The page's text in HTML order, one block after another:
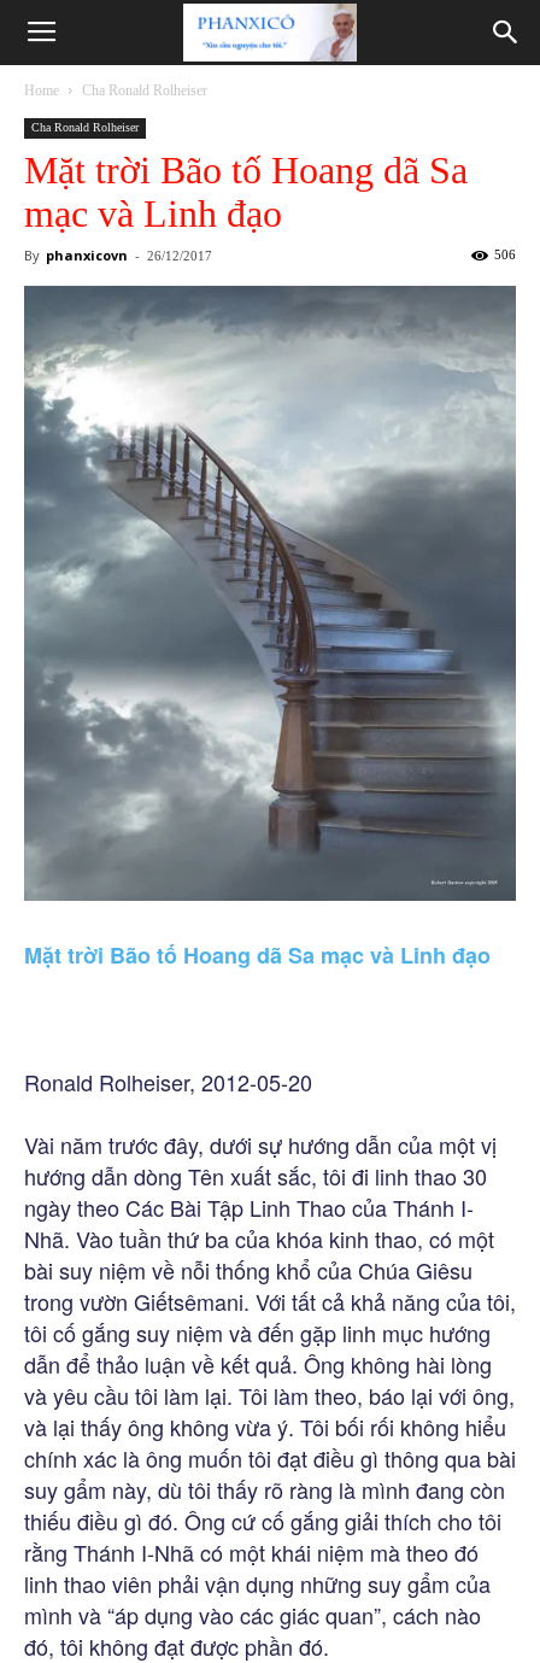
Phanxicô
Home Cha Ronald Rolheiser
Cha Ronald Rolheiser
Mặt trời Bão tố Hoang dã Sa
mạc và Linh đạo
By phanxicovn - 26/12/2017 506
Mặt trời Bão tố Hoang dã Sa mạc và Linh đạo
Ronald Rolheiser, 2012-05-20
Vài năm trước đây, dưới sự hướng dẫn của một vị
hướng dẫn dòng Tên xuất sắc, tôi đi linh thao 30
ngày theo Các Bài Tập Linh Thao của Thánh I-
Nhã. Vào tuần thứ ba của khóa kinh thao, có một
bài suy niệm về nỗi thống khổ của Chúa Giêsu
trong vườn Giếtsêmani. Với tất cả khả năng của tôi,
tôi cố gắng suy niệm và đến gặp linh mục hướng
dẫn để thảo luận về kết quả. Ông không hài lòng
và yêu cầu tôi làm lại. Tôi làm theo, báo lại với ông,
và lại thấy ông không vừa ý. Tôi bối rối không hiểu
chính xác là ông muốn tôi đạt điều gì thông qua bài
suy gẩm này, dù tôi thấy rõ ràng là mình đang còn
thiếu điều gì đó. Ông cứ cố gắng giải thích cho tôi
rằng Thánh I-Nhã có một khái niệm mà theo đó
linh thao viên phải vận dụng những suy gẩm của
mình và “áp dụng vào các giác quan”, cách nào
đó, tôi không đạt được phần đó.